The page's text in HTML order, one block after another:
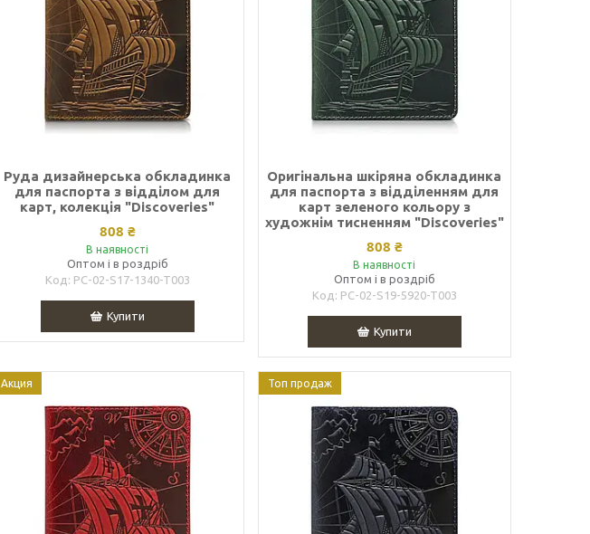
Руда дизайнерська обкладинка
для паспорта з відділом для
карт, колекція "Discoveries"
808 ₴
В наявності
Оптом і в роздріб
PC-02-S17-1340-T003
Купити
Оригінальна шкіряна обкладинка
для паспорта з відділенням для
карт зеленого кольору з
художнім тисненням "Discoveries"
808 ₴
В наявності
Оптом і в роздріб
PC-02-S19-5920-T003
Купити
Акция Топ продаж